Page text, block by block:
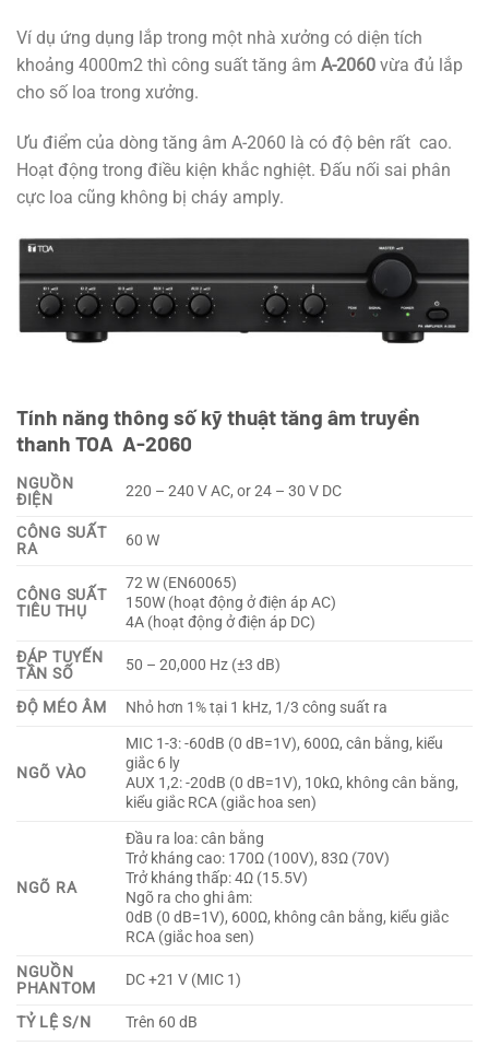
Ví dụ ứng dụng lắp trong một nhà xưởng có diện tích
khoảng 4000m2 thì công suất tăng âm A-2060 vừa đủ lắp
cho số loa trong xưởng.
Ưu điểm của dòng tăng âm A-2060 là có độ bên rất cao.
Hoạt động trong điều kiện khắc nghiệt. Đấu nối sai phân
cực loa cũng không bị cháy amply.
Tính năng thông số kỹ thuật tăng âm truyền
thanh TOA A-2060
NGUỒN
ĐIỆN
220 – 240 V AC, or 24 – 30 V DC
CÔNG SUẤT
RA
60 W
CÔNG SUẤT
TIÊU THỤ
72 W (EN60065)
150W (hoạt động ở điện áp AC)
4A (hoạt động ở điện áp DC)
ĐÁP TUYẾN
TẦN SỐ
50 – 20,000 Hz (±3 dB)
ĐỘ MÉO ÂM Nhỏ hơn 1% tại 1 kHz, 1/3 công suất ra
NGÕ VÀO
MIC 1-3: -60dB (0 dB=1V), 600Ω, cân bằng, kiểu
giắc 6 ly
AUX 1,2: -20dB (0 dB=1V), 10kΩ, không cân bằng,
kiểu giắc RCA (giắc hoa sen)
NGÕ RA
Đầu ra loa: cân bằng
Trở kháng cao: 170Ω (100V), 83Ω (70V)
Trở kháng thấp: 4Ω (15.5V)
Ngõ ra cho ghi âm:
0dB (0 dB=1V), 600Ω, không cân bằng, kiểu giắc
RCA (giắc hoa sen)
NGUỒN
PHANTOM
DC +21 V (MIC 1)
TỶ LỆ S/N Trên 60 dB